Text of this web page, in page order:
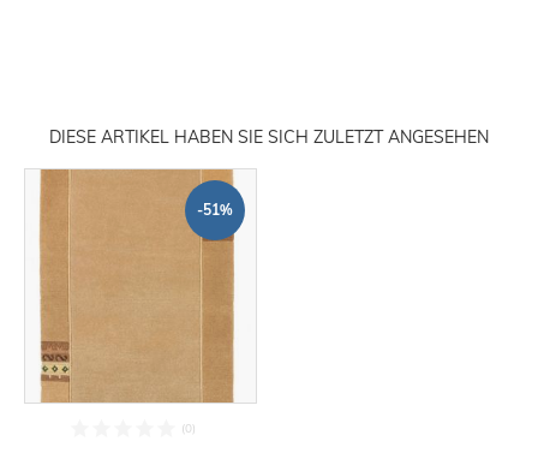
DIESE ARTIKEL HABEN SIE SICH ZULETZT ANGESEHEN
-51%